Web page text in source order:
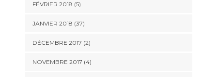
FÉVRIER 2018 (5)
JANVIER 2018 (37)
DÉCEMBRE 2017 (2)
NOVEMBRE 2017 (4)